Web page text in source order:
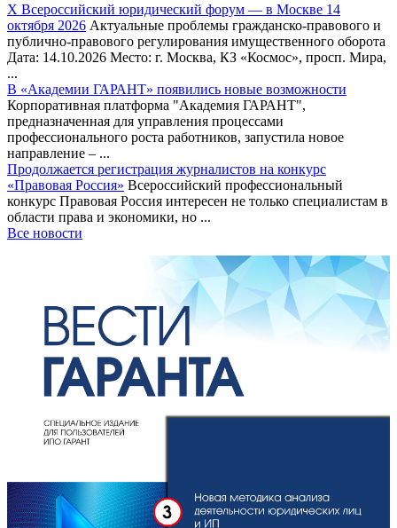
Х Всероссийский юридический форум — в Москве 14
октября 2026 Актуальные проблемы гражданско-правового и
публично-правового регулирования имущественного оборота
Дата: 14.10.2026 Место: г. Москва, КЗ «Космос», просп. Мира,
...
В «Академии ГАРАНТ» появились новые возможности
Корпоративная платформа "Академия ГАРАНТ",
предназначенная для управления процессами
профессионального роста работников, запустила новое
направление – ...
Продолжается регистрация журналистов на конкурс
«Правовая Россия» Всероссийский профессиональный
конкурс Правовая Россия интересен не только специалистам в
области права и экономики, но ...
Все новости